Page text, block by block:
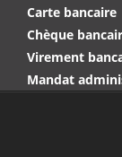
Carte bancaire
Chèque
Virement
Mandat